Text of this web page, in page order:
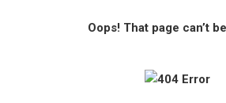
Oops! That page can’t